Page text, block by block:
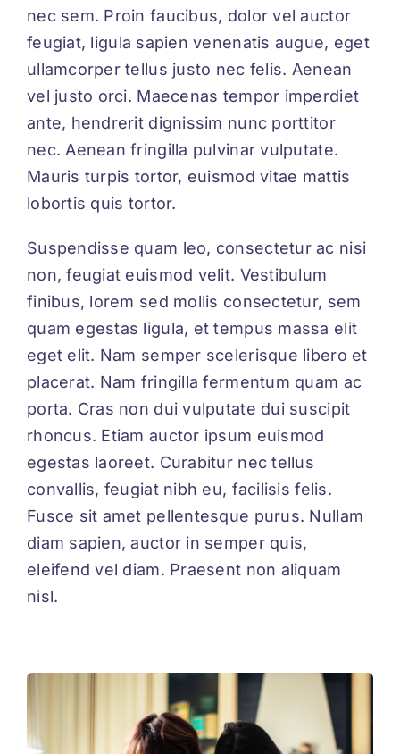
nec sem. Proin faucibus, dolor vel auctor
feugiat, ligula sapien venenatis augue, eget
ullamcorper tellus justo nec felis. Aenean
vel justo orci. Maecenas tempor imperdiet
ante, hendrerit dignissim nunc porttitor
nec. Aenean fringilla pulvinar vulputate.
Mauris turpis tortor, euismod vitae mattis
lobortis quis tortor.
Suspendisse quam leo, consectetur ac nisi
non, feugiat euismod velit. Vestibulum
finibus, lorem sed mollis consectetur, sem
quam egestas ligula, et tempus massa elit
eget elit. Nam semper scelerisque libero et
placerat. Nam fringilla fermentum quam ac
porta. Cras non dui vulputate dui suscipit
rhoncus. Etiam auctor ipsum euismod
egestas laoreet. Curabitur nec tellus
convallis, feugiat nibh eu, facilisis felis.
Fusce sit amet pellentesque purus. Nullam
diam sapien, auctor in semper quis,
eleifend vel diam. Praesent non aliquam
nisl.